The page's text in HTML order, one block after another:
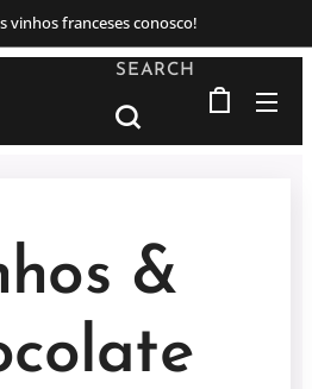
vinhos franceses conosco!
SEARCH
&